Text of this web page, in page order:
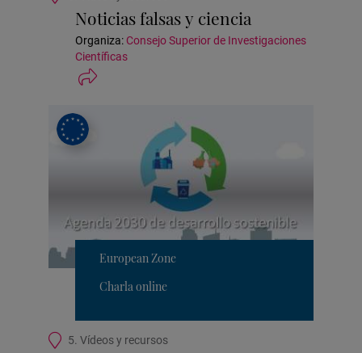
actividad
Noticias falsas y ciencia
Organiza: Consejo Superior de Investigaciones
Científicas
European Zone
Charla online
Ubicación
5. Vídeos y recursos